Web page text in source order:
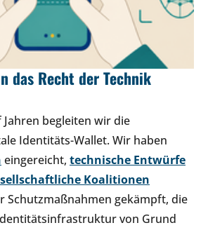
das Recht der Technik
begleiten wir die
Identitäts-Wallet. Wir haben
eingereicht, technische Entwürfe
Koalitionen
Schutzmaßnahmen gekämpft, die
von Grund